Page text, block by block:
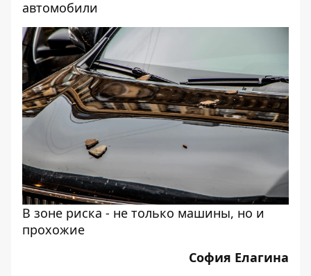
автомобили
В зоне риска - не только машины, но и
прохожие
София Елагина